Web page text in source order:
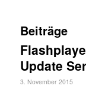
Beiträge
Update
3. November 2015